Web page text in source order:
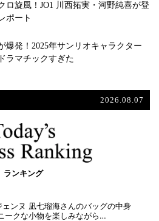
ロ旋風！JO1 川西拓実・河野純喜が登
ポート
爆発！2025年サンリオキャラクター
ラマチックすぎた
2026.08.07
ランキング
ェンヌ 凪七瑠海さんのバッグの中身
ークな小物を楽しみながら…